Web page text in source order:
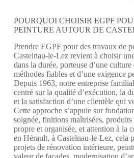
POURQUOI CHOISIR EGPF
PEINTURE AUTOUR DE
Prendre EGPF pour des travaux de
Castelnau-le-Lez revient à choisir
dans la durée, porteuse d’une
méthodes fiables et d’une exigence
Depuis 1963, notre entreprise
centré sur la qualité d’exécution, la
et la satisfaction d’une clientèle qui
Cette approche s’appuie sur
soignée, finitions maîtrisées,
propre et organisée, et attention à la
en Hérault, à Castelnau-le-Lez, cela
projets de rénovation intérieure,
valeur de façades, modernisation